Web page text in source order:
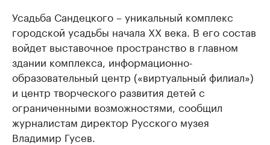
Усадьба Сандецкого – уникальный комплекс
городской усадьбы начала XX века. В его состав
войдет выставочное пространство в главном
здании комплекса, информационно-
образовательный центр («виртуальный филиал»)
и центр творческого развития детей с
ограниченными возможностями, сообщил
журналистам директор Русского музея
Владимир Гусев.